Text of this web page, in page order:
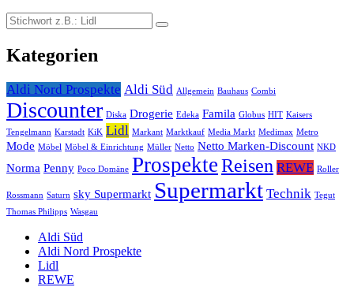
Search
for:
Search
Kategorien
Aldi Nord Prospekte Aldi Süd Allgemein Bauhaus Combi
Discounter Diska Drogerie Edeka Famila Globus HIT Kaisers
Tengelmann Karstadt KiK Lidl Markant Marktkauf Media Markt Medimax Metro
Mode Möbel Möbel & Einrichtung Müller Netto Netto Marken-Discount NKD
Norma Penny Poco Domäne ProspekteReisen REWE Roller
Rossmann Saturn sky Supermarkt Supermarkt Technik Tegut
Thomas Philipps Wasgau
Aldi Süd
Aldi Nord Prospekte
Lidl
REWE